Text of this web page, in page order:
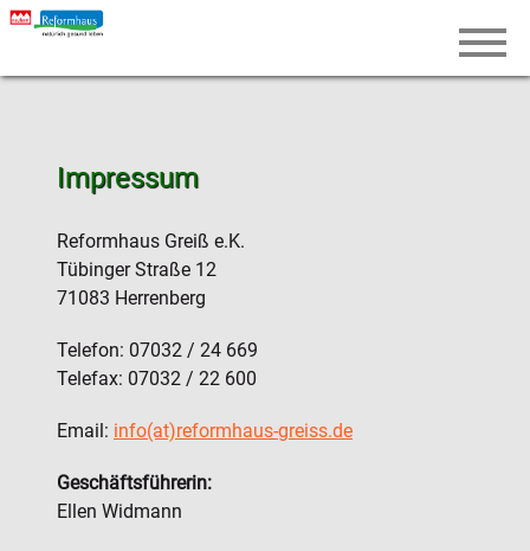
Impressum
Reformhaus Greiß e.K.
Tübinger Straße 12
71083 Herrenberg
Telefon: 07032 / 24 669
Telefax: 07032 / 22 600
Email: info(at)reformhaus-greiss.de
Geschäftsführerin:
Ellen Widmann